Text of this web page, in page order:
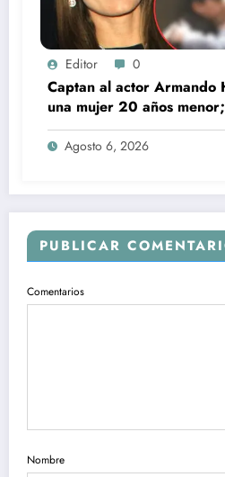
Editor 0
Captan al actor Armando
una mujer 20 años
infidelidad a su esposa
Agosto 6, 2026
PUBLICAR
Comentarios
Nombre